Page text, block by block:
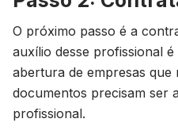
O próximo passo é a
auxílio desse profissional
abertura de empresas que
documentos precisam ser
profissional.